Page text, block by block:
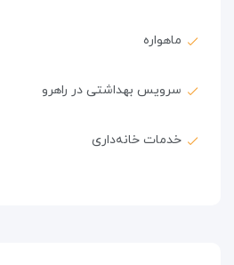
ماهواره
سرویس بهداشتی در راهرو
خدمات خانه‌داری